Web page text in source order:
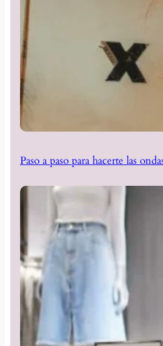
Paso a paso para hacerte las